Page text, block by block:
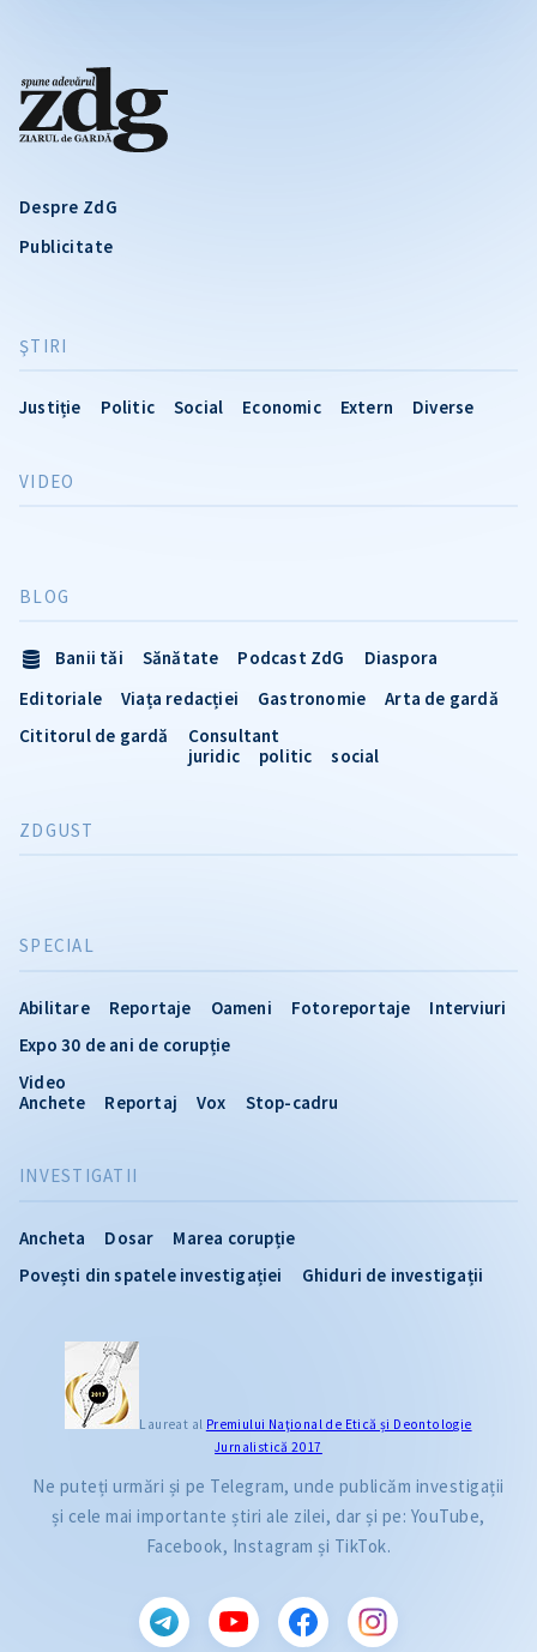
Despre ZdG
Publicitate
ŞTIRI
Justiție Politic Social Economic Extern Diverse
INVESTIGATII
Ancheta Dosar
Marea corupție
Povești din spatele investigației
Ghiduri de investigații
VIDEO
SPECIAL
Abilitare Reportaje Oameni Fotoreportaje
Interviuri
Expo 30 de ani de corupție
Video
Anchete
Reportaj Vox Stop-cadru
BLOG
Banii tăi Sănătate Podcast ZdG
Diaspora
Editoriale
Viața redacției Gastronomie
Arta de gardă
Cititorul de gardă
Consultant
juridic
politic social
ZDGUST
Laureat al Premiului Naţional de Etică și Deontologie
Jurnalistică 2017
Ne puteți urmări și pe Telegram, unde publicăm investigații
și cele mai importante știri ale zilei, dar și pe: YouTube,
Facebook, Instagram și TikTok.